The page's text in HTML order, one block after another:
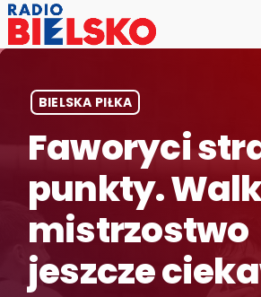
BIELSKA PIŁKA
Faworyci
punkty.
mistrzostwo
jeszcze